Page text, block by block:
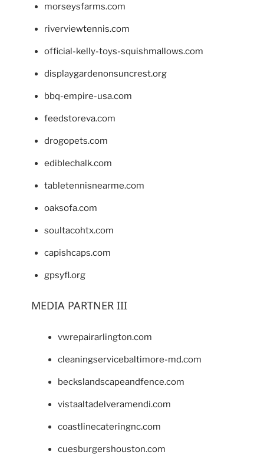
morseysfarms.com
riverviewtennis.com
official-kelly-toys-squishmallows.com
displaygardenonsuncrest.org
bbq-empire-usa.com
feedstoreva.com
drogopets.com
ediblechalk.com
tabletennisnearme.com
oaksofa.com
soultacohtx.com
capishcaps.com
gpsyfl.org
MEDIA PARTNER III
vwrepairarlington.com
cleaningservicebaltimore-md.com
beckslandscapeandfence.com
vistaaltadelveramendi.com
coastlinecateringnc.com
cuesburgershouston.com